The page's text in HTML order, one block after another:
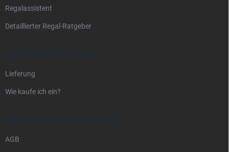
Regalassistent
Detaillierter Regal-Ratgeber
VERSAND UND ZAHLUNG
Lieferung
Wie kaufe ich ein?
RECHTLICHE INFORMATIONEN
AGB